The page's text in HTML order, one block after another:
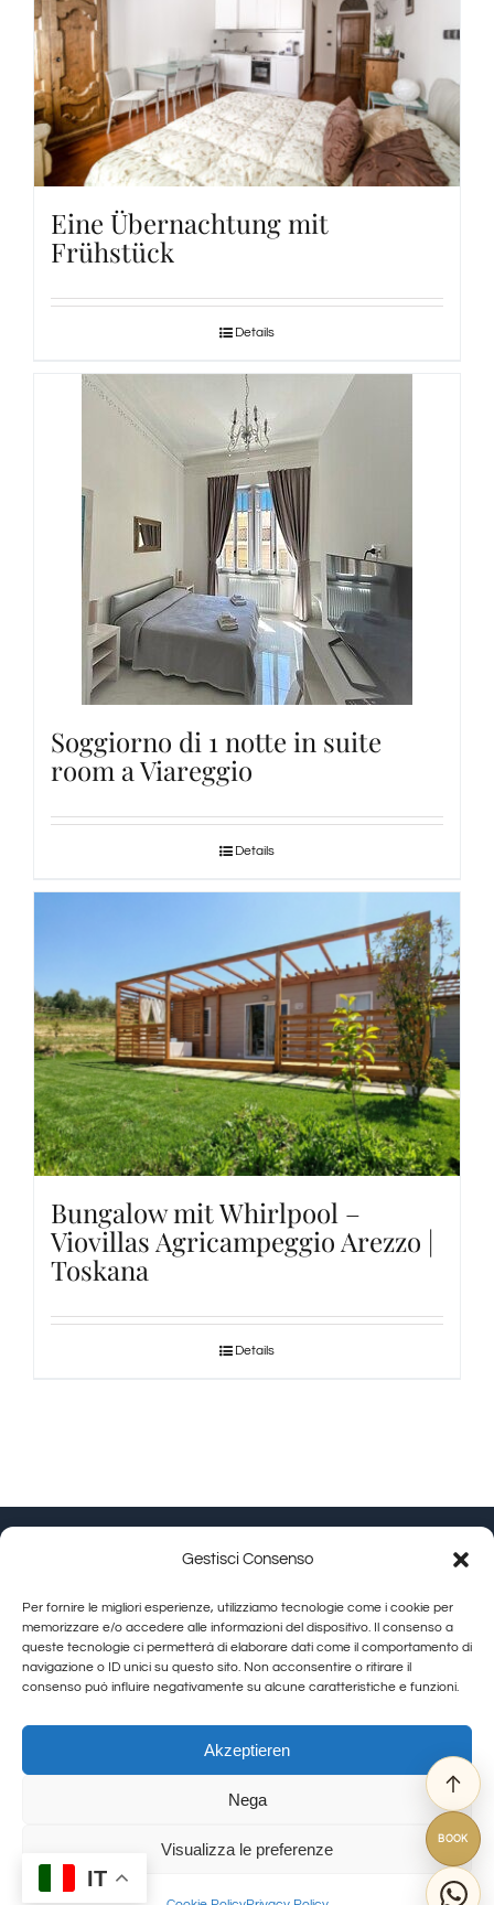
Gestisci Consenso
Per fornire le migliori esperienze, utilizziamo tecnologie come i cookie per
memorizzare e/o accedere alle informazioni del dispositivo. Il consenso a
queste tecnologie ci permetterà di elaborare dati come il comportamento di
navigazione o ID unici su questo sito. Non acconsentire o ritirare il
consenso può influire negativamente su alcune caratteristiche e funzioni.
Akzeptieren
Nega
Visualizza le preferenze
Eine Übernachtung mit
Frühstück
Details
Soggiorno di 1 notte in suite
room a Viareggio
Details
Bungalow mit Whirlpool –
Viovillas Agricampeggio Arezzo |
Toskana
Details
Calamandrei-Straße 145 Arezzo (AR) |Cookie Policy|
Privacy Policy
Allegra Toscana Arezzo
Granducato natura
© Copyright 2012 - 2026 | GranDucatoCollection | All Rights Reserved
IT
BOOK